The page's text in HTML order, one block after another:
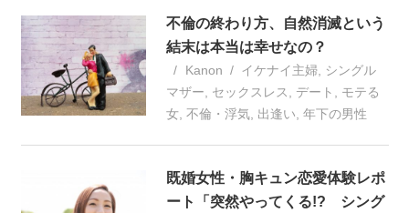
不倫の終わり方、自然消滅という
結末は本当は幸せなの？
Kanon イケナイ主婦
シングル
マザー
セックスレス デート
モテる
女 ,不倫・浮気 出逢い ,年下の男性
既婚女性・胸キュン恋愛体験レポ
ート「突然やってくる!? シング